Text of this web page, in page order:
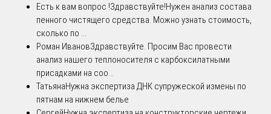
Есть к вам вопрос !Здравствуйте!Нужен анализ состава
пенного чистящего средства. Можно узнать стоимость,
сколько по ...
Роман ИвановЗдравствуйте. Просим Вас провести
анализ нашего теплоносителя с карбоксилатными
присадками на соо...
ТатьянаНужна экспертиза ДНК супружеской измены по
пятнам на нижнем белье